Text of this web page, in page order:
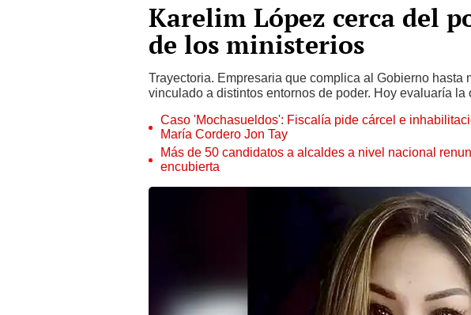
Karelim López cerca del
de los ministerios
Trayectoria. Empresaria que complica al Gobierno hasta
vinculado a distintos entornos de poder. Hoy evaluaría
Caso 'Mochasueldos': Fiscalía pide cárcel e
María Cordero Jon Tay
Más de 50 candidatos a alcaldes a nivel nacional
encubierta